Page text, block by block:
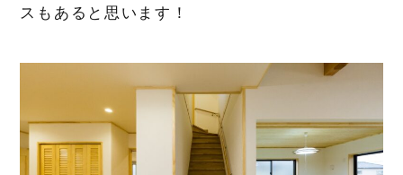
スもあると思います！